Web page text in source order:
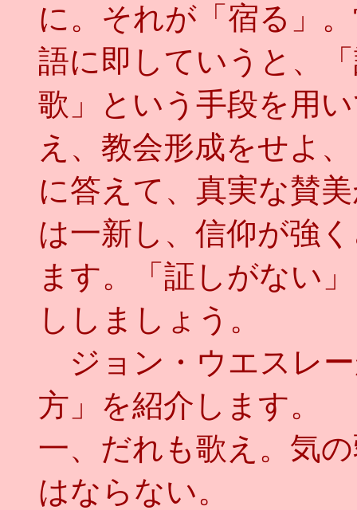
に。それが「宿る」
語に即していうと、
歌」という手段を用
え、教会形成をせよ
に答えて、真実な賛
は一新し、信仰が強
ます。「証しがない
ししましょう。
ジョン・ウエスレ
方」を紹介します。
一、だれも歌え。気
はならない。